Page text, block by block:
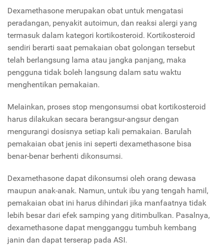
Dexamethasone merupakan obat untuk mengatasi
peradangan, penyakit autoimun, dan reaksi alergi yang
termasuk dalam kategori kortikosteroid. Kortikosteroid
sendiri berarti saat pemakaian obat golongan tersebut
telah berlangsung lama atau jangka panjang, maka
pengguna tidak boleh langsung dalam satu waktu
menghentikan pemakaian.
Melainkan, proses stop mengonsumsi obat kortikosteroid
harus dilakukan secara berangsur-angsur dengan
mengurangi dosisnya setiap kali pemakaian. Barulah
pemakaian obat jenis ini seperti dexamethasone bisa
benar-benar berhenti dikonsumsi.
Dexamethasone dapat dikonsumsi oleh orang dewasa
maupun anak-anak. Namun, untuk ibu yang tengah hamil,
pemakaian obat ini harus dihindari jika manfaatnya tidak
lebih besar dari efek samping yang ditimbulkan. Pasalnya,
dexamethasone dapat mengganggu tumbuh kembang
janin dan dapat terserap pada ASI.